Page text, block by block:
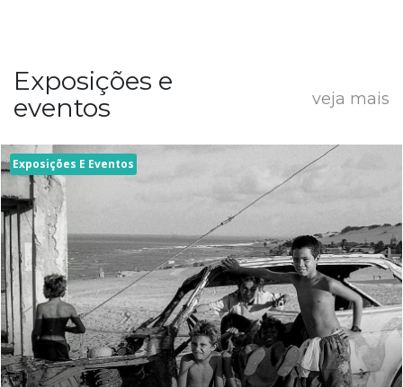
Exposições e
eventos
veja mais
Exposições E Eventos